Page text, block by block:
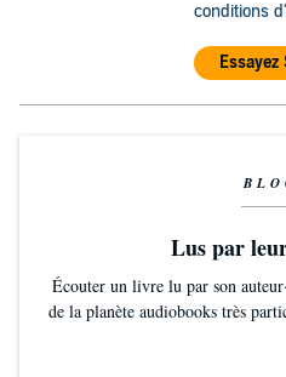
conditions
Lus par
Écouter un livre lu par son
de la planète audiobooks très